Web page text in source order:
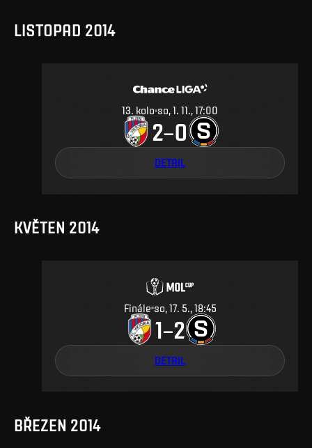
LISTOPAD 2014
13. kolo so, 1. 11., 17:00
2–0
DETAIL
KVĚTEN 2014
Finále so, 17. 5., 18:45
1–2
DETAIL
BŘEZEN 2014